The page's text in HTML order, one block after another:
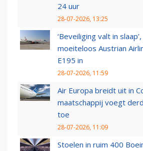
24 uur
28-07-2026, 13:25
‘Beveiliging valt in
moeiteloos Austrian
E195 in
28-07-2026, 11:59
Air Europa breidt uit in
maatschappij voegt
toe
28-07-2026, 11:09
Stoelen in ruim 400